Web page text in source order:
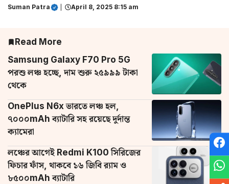
Suman Patra April 8, 2025 8:15 am
Read More
Samsung Galaxy F70 Pro 5G
পরশু লঞ্চ হচ্ছে, দাম শুরু ২৫৯৯৯ টাকা
থেকে
OnePlus N6x ভারতে লঞ্চ হল,
৭০০০mAh ব্যাটারি সহ রয়েছে দুর্দান্ত
ক্যামেরা
লঞ্চের আগেই Redmi K100 সিরিজের
ফিচার ফাঁস, থাকবে ১৬ জিবি র‌্যাম ও
৮৫০০mAh ব্যাটারি